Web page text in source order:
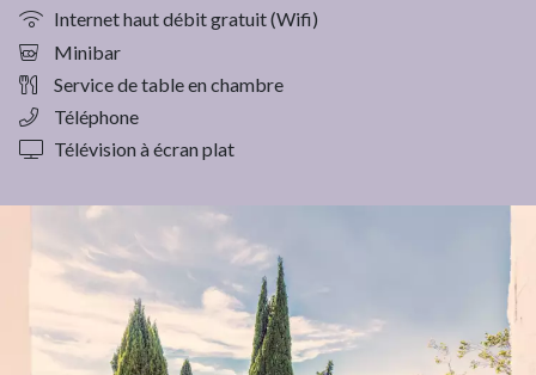
Internet haut débit gratuit (Wifi)
Minibar
Service de table en chambre
Téléphone
Télévision à écran plat